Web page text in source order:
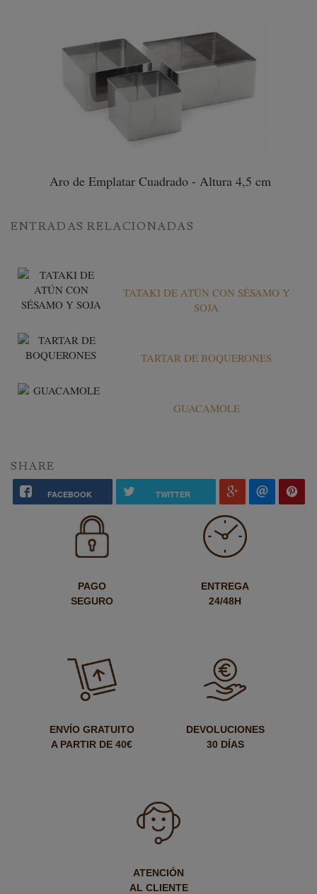
Aro de Emplatar Cuadrado - Altura 4,5 cm
ENTRADAS RELACIONADAS
TATAKI DE ATÚN CON SÉSAMO Y
SOJA
TARTAR DE BOQUERONES
GUACAMOLE
SHARE
FACEBOOK TWITTER
PAGO
SEGURO
ENTREGA
24/48H
ENVÍO GRATUITO
A PARTIR DE 40€
DEVOLUCIONES
30 DÍAS
ATENCIÓN
AL CLIENTE